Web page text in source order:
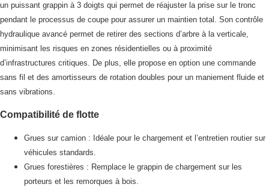
un puissant grappin à 3 doigts qui permet de réajuster la prise sur le tronc
pendant le processus de coupe pour assurer un maintien total. Son contrôle
hydraulique avancé permet de retirer des sections d’arbre à la verticale,
minimisant les risques en zones résidentielles ou à proximité
d’infrastructures critiques. De plus, elle propose en option une commande
sans fil et des amortisseurs de rotation doubles pour un maniement fluide et
sans vibrations.
Compatibilité de flotte
Grues sur camion : Idéale pour le chargement et l’entretien routier sur
véhicules standards.
Grues forestières : Remplace le grappin de chargement sur les
porteurs et les remorques à bois.